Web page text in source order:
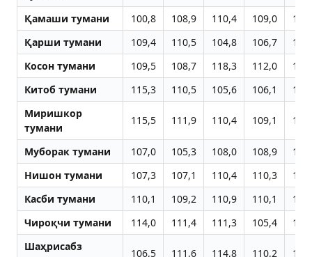
Қамаши тумани 100,8 108,9 110,4 109,0
Қарши тумани
109,4 110,5 104,8 106,7
Косон тумани
109,5 108,7 118,3 112,0
Китоб тумани
115,3 110,5 105,6 106,1
Миришкор
тумани
115,5 111,9 110,4 109,1
Муборак тумани 107,0 105,3 108,0 108,9
Нишон тумани
107,3 107,1 110,4 110,3
Касби тумани
110,1 109,2 110,9 110,1
Чироқчи тумани
114,0 111,4 111,3 105,4
Шаҳрисабз
106,5 111,6 114,8 110,2